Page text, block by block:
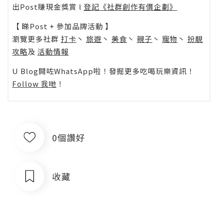
出Post賺現金獎賞 l 登記《社群創作有價企劃》
【 睇Post + 參加品牌活動 】
瀏覽更多社群 打卡 丶 旅遊 丶 美食 丶 親子 丶 寵物 丶 扮靚
攻略及 活動情報
U Blog開咗WhatsApp啦！發掘更多吃喝玩樂資訊！
Follow 我哋 ！
0個讚好
收藏